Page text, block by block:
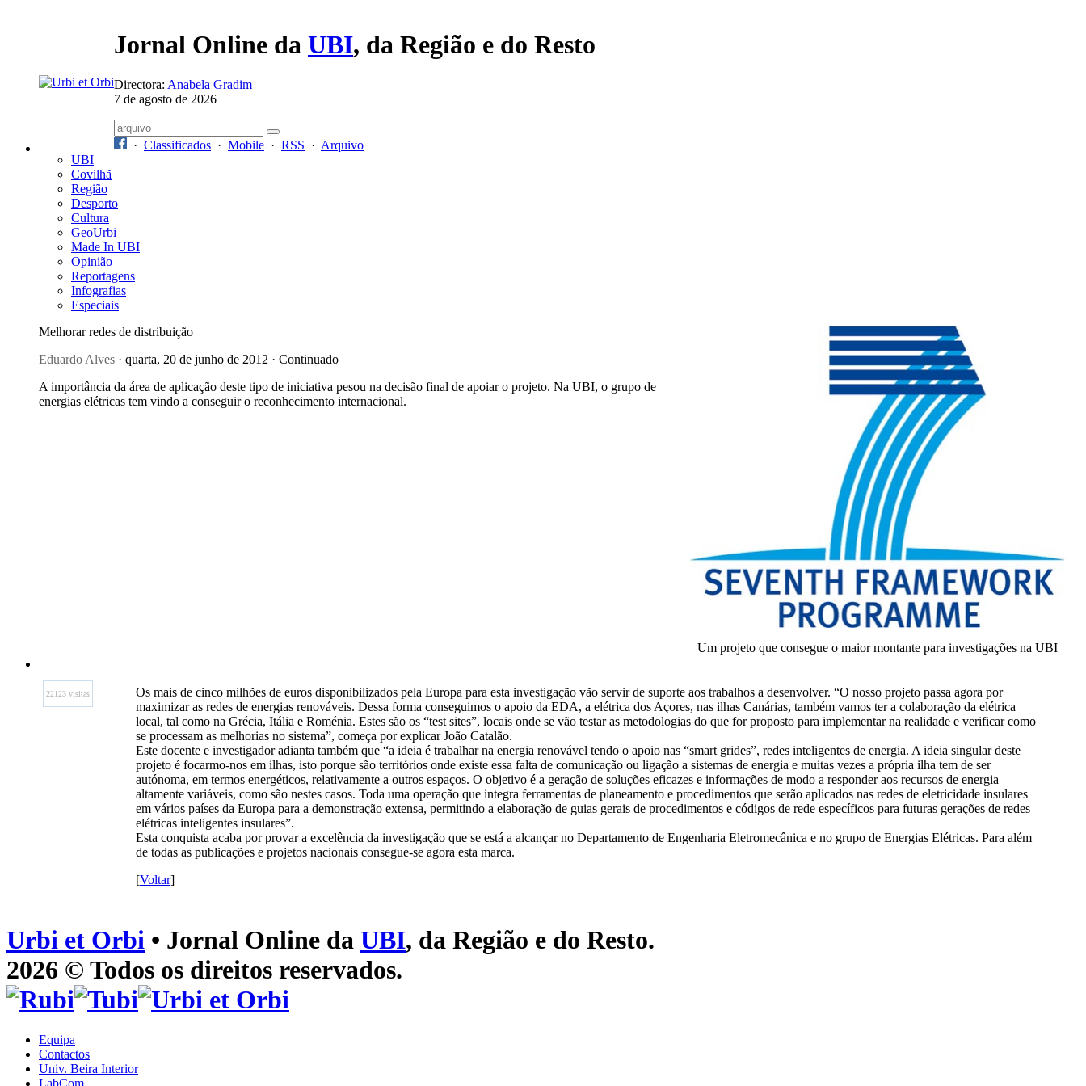
Jornal Online da UBI, da Região e do Resto
Directora: Anabela Gradim
7 de agosto de 2026
· Classificados · Mobile · RSS · Arquivo
UBI
Covilhã
Região
Desporto
Cultura
GeoUrbi
Made In UBI
Opinião
Reportagens
Infografias
Especiais
Melhorar redes de distribuição
Eduardo Alves · quarta, 20 de junho de 2012 · Continuado
A importância da área de aplicação deste tipo de iniciativa pesou na decisão final de apoiar o projeto. Na UBI, o grupo de
energias elétricas tem vindo a conseguir o reconhecimento internacional.
Um projeto que consegue o maior montante para investigações na UBI
22123 visitas
Os mais de cinco milhões de euros disponibilizados pela Europa para esta investigação vão servir de suporte aos trabalhos a desenvolver. “O nosso projeto passa agora por
maximizar as redes de energias renováveis. Dessa forma conseguimos o apoio da EDA, a elétrica dos Açores, nas ilhas Canárias, também vamos ter a colaboração da elétrica
local, tal como na Grécia, Itália e Roménia. Estes são os “test sites”, locais onde se vão testar as metodologias do que for proposto para implementar na realidade e verificar como
se processam as melhorias no sistema”, começa por explicar João Catalão.
Este docente e investigador adianta também que “a ideia é trabalhar na energia renovável tendo o apoio nas “smart grides”, redes inteligentes de energia. A ideia singular deste
projeto é focarmo-nos em ilhas, isto porque são territórios onde existe essa falta de comunicação ou ligação a sistemas de energia e muitas vezes a própria ilha tem de ser
autónoma, em termos energéticos, relativamente a outros espaços. O objetivo é a geração de soluções eficazes e informações de modo a responder aos recursos de energia
altamente variáveis, como são nestes casos. Toda uma operação que integra ferramentas de planeamento e procedimentos que serão aplicados nas redes de eletricidade insulares
em vários países da Europa para a demonstração extensa, permitindo a elaboração de guias gerais de procedimentos e códigos de rede específicos para futuras gerações de redes
elétricas inteligentes insulares”.
Esta conquista acaba por provar a excelência da investigação que se está a alcançar no Departamento de Engenharia Eletromecânica e no grupo de Energias Elétricas. Para além
de todas as publicações e projetos nacionais consegue-se agora esta marca.
[Voltar]
Urbi et Orbi • Jornal Online da UBI, da Região e do Resto.
2026 © Todos os direitos reservados.
Equipa
Contactos
Univ. Beira Interior
LabCom